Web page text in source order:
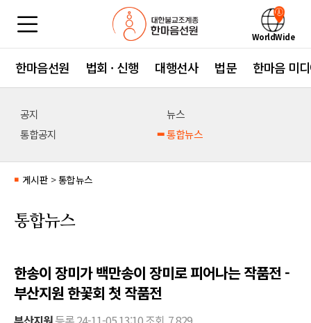
WorldWide
한마음선원 법회 · 신행 대행선사 법문 한마음 미
공지
뉴스
통합공지
통합뉴스
■ 게시판 > 통합뉴스
통합뉴스
한송이 장미가 백만송이 장미로 피어나는 작품전 -
부산지원 한꽃회 첫 작품전